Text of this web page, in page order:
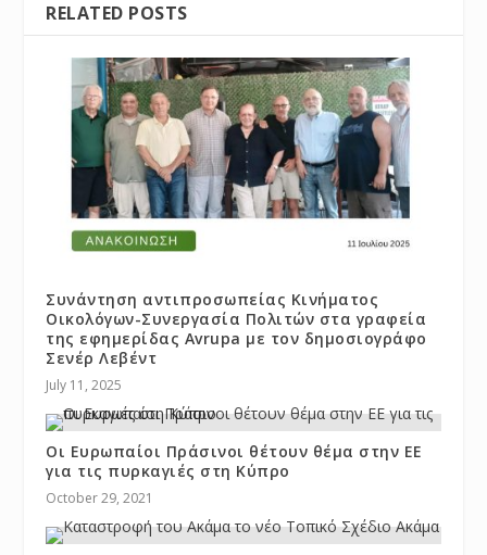
RELATED POSTS
Συνάντηση αντιπροσωπείας Κινήματος
Οικολόγων-Συνεργασία Πολιτών στα γραφεία
της εφημερίδας Avrupa με τον δημοσιογράφο
Σενέρ Λεβέντ
July 11, 2025
Οι Ευρωπαίοι Πράσινοι θέτουν θέμα στην ΕΕ
για τις πυρκαγιές στη Κύπρο
October 29, 2021